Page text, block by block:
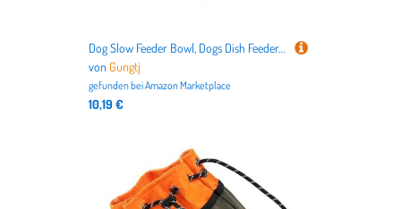
Dog Slow Feeder Bowl, Dogs Dish Feeder, 0.78x9.84x9.84 Inches Silicone Non Slip Daily Mealtime Routine, Pet Feeding Accessories for Healthy Eating and Mental Stimulation
von Gungtj
gefunden beiAmazon Marketplace
10,19 €